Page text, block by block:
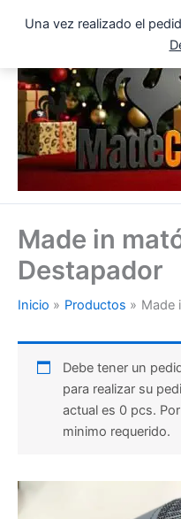
Una vez realizado el
Made in
Destapador
Inicio Productos Made
Debe tener un
para realizar su
actual es 0 pcs.
minimo requerido.